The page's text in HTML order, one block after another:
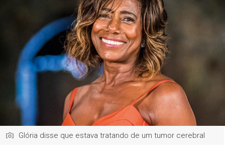
Glória disse que estava tratando de um tumor cerebral